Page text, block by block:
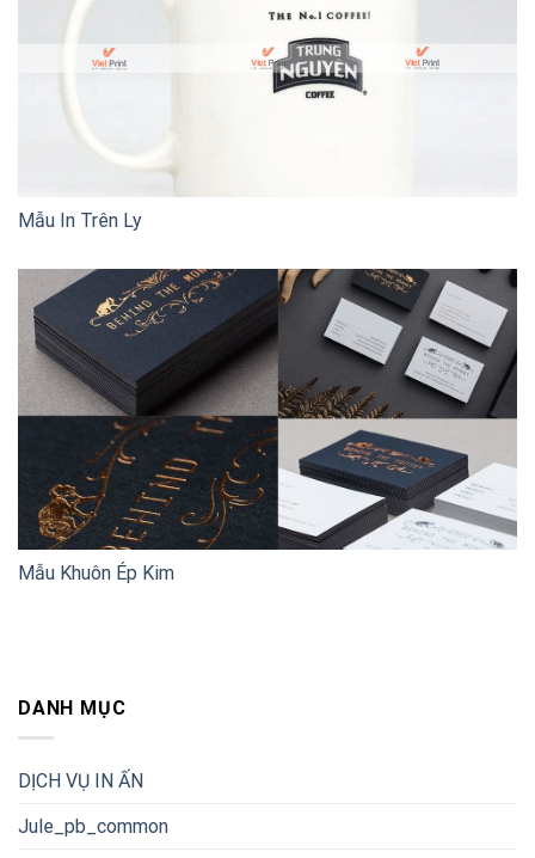
Mẫu In Trên Ly
Mẫu Khuôn Ép Kim
DANH MỤC
DỊCH VỤ IN ẤN
Jule_pb_common